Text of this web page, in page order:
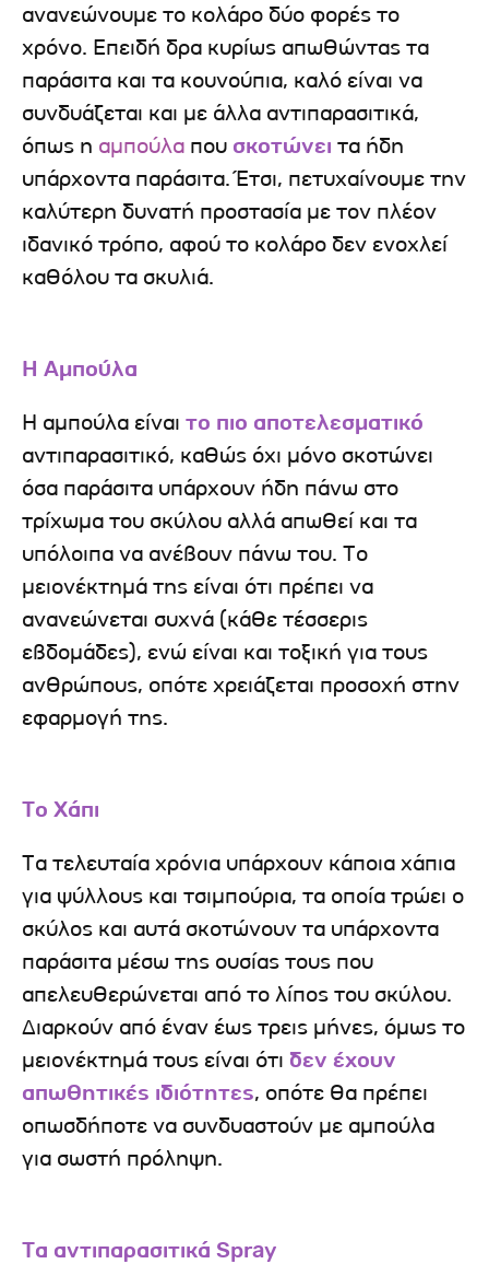
ανανεώνουμε το κολάρο δύο φορές το
χρόνο. Επειδή δρα κυρίως απωθώντας τα
παράσιτα και τα κουνούπια, καλό είναι να
συνδυάζεται και με άλλα αντιπαρασιτικά,
όπως η αμπούλα που σκοτώνει τα ήδη
υπάρχοντα παράσιτα. Έτσι, πετυχαίνουμε την
καλύτερη δυνατή προστασία με τον πλέον
ιδανικό τρόπο, αφού το κολάρο δεν ενοχλεί
καθόλου τα σκυλιά.
Η Αμπούλα
Η αμπούλα είναι το πιο αποτελεσματικό
αντιπαρασιτικό, καθώς όχι μόνο σκοτώνει
όσα παράσιτα υπάρχουν ήδη πάνω στο
τρίχωμα του σκύλου αλλά απωθεί και τα
υπόλοιπα να ανέβουν πάνω του. Το
μειονέκτημά της είναι ότι πρέπει να
ανανεώνεται συχνά (κάθε τέσσερις
εβδομάδες), ενώ είναι και τοξική για τους
ανθρώπους, οπότε χρειάζεται προσοχή στην
εφαρμογή της.
Το Χάπι
Τα τελευταία χρόνια υπάρχουν κάποια χάπια
για ψύλλους και τσιμπούρια, τα οποία τρώει ο
σκύλος και αυτά σκοτώνουν τα υπάρχοντα
παράσιτα μέσω της ουσίας τους που
απελευθερώνεται από το λίπος του σκύλου.
Διαρκούν από έναν έως τρεις μήνες, όμως το
μειονέκτημά τους είναι ότι δεν έχουν
απωθητικές ιδιότητες, οπότε θα πρέπει
οπωσδήποτε να συνδυαστούν με αμπούλα
για σωστή πρόληψη.
Τα αντιπαρασιτικά Spray